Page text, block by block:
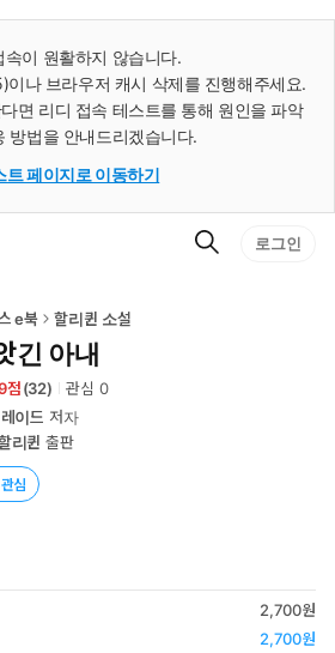
속이 원활하지 않습니다.
이나 브라우저 캐시 삭제를 진행해주세요.
면 리디 접속 테스트를 통해 원인을 파악
방법을 안내드리겠습니다.
트 페이지로 이동하기
검
로그인
e북 할리퀸 소설
긴 아내
(32) 관심 0
이드 저자
리퀸 출판
관심
2,700원
2,700원